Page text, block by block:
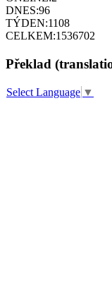
DNES:96
TÝDEN:1108
CELKEM:1536702
Překlad
Select Language ▼